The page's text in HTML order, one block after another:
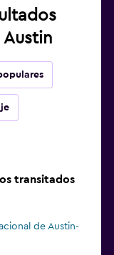
transitados
de Austin-